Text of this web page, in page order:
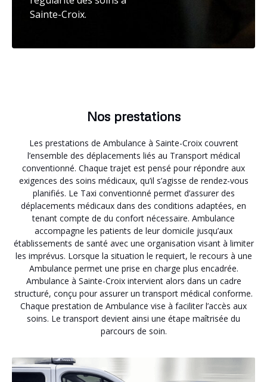
Sainte-Croix.
Nos prestations
Les prestations de Ambulance à Sainte-Croix couvrent
l’ensemble des déplacements liés au Transport médical
conventionné. Chaque trajet est pensé pour répondre aux
exigences des soins médicaux, qu’il s’agisse de rendez-vous
planifiés. Le Taxi conventionné permet d’assurer des
déplacements médicaux dans des conditions adaptées, en
tenant compte de du confort nécessaire. Ambulance
accompagne les patients de leur domicile jusqu’aux
établissements de santé avec une organisation visant à limiter
les imprévus. Lorsque la situation le requiert, le recours à une
Ambulance permet une prise en charge plus encadrée.
Ambulance à Sainte-Croix intervient alors dans un cadre
structuré, conçu pour assurer un transport médical conforme.
Chaque prestation de Ambulance vise à faciliter l’accès aux
soins. Le transport devient ainsi une étape maîtrisée du
parcours de soin.